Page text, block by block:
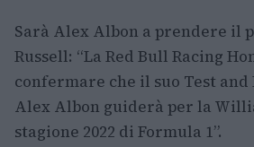
Sarà Alex Albon a prendere il
Russell: “La Red Bull Racing
confermare che il suo Test
Alex Albon guiderà per la
stagione 2022 di Formula 1”.